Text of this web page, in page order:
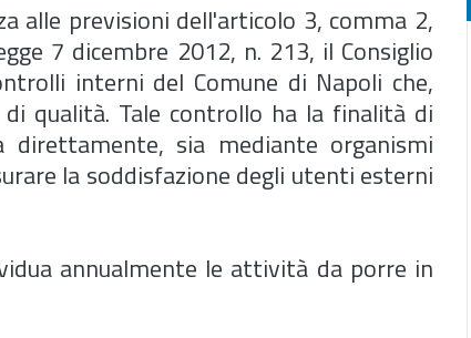
alle previsioni dell'articolo 3, comma 2,
7 dicembre 2012, n. 213, il Consiglio
interni del Comune di Napoli che,
qualità. Tale controllo ha la finalità di
sia mediante organismi
la soddisfazione degli utenti esterni
annualmente le attività da porre in